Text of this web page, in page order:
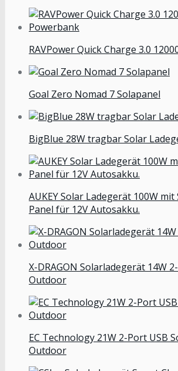
RAVPower Quick Charge 3.0
Goal Zero Nomad 7 Solapanel
BigBlue 28W tragbar Solar
AUKEY Solar Ladegerät 100W
Panel für 12V Autosakku.
X-DRAGON Solarladegerät 14W
Outdoor
EC Technology 21W 2-Port USB
Outdoor